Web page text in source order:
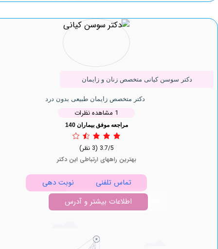
دکتر سوسن کیانی متخصص زنان و زایمان
دکتر متخصص زایمان طبیعی بدون درد
مراجعه موفق بیماران 140
بهترین راههای ارتباطی این دکتر
تماس تلفنی
نوبت دهی
اطلاعات بیشتر و آدرس